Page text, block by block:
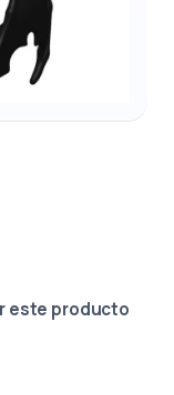
este producto